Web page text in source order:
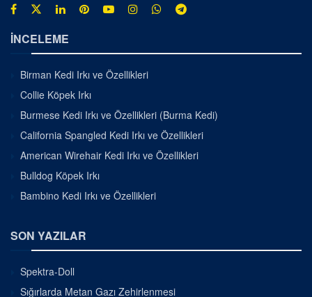
İNCELEME
Birman Kedi Irkı ve Özellikleri
Collie Köpek Irkı
Burmese Kedi Irkı ve Özellikleri (Burma Kedi)
California Spangled Kedi Irkı ve Özellikleri
American Wirehair Kedi Irkı ve Özellikleri
Bulldog Köpek Irkı
Bambino Kedi Irkı ve Özellikleri
SON YAZILAR
Spektra-Doll
Sığırlarda Metan Gazı Zehirlenmesi